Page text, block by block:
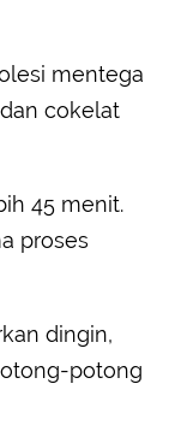
mentega
cokelat
45 menit.
proses
dingin,
potong